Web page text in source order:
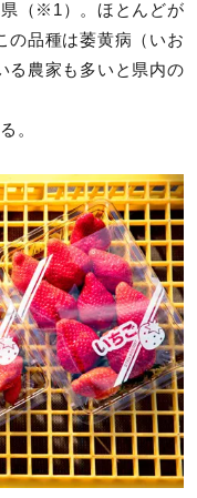
（※1）。ほとんどが
の品種は萎黄病（いお
る農家も多いと県内の
。